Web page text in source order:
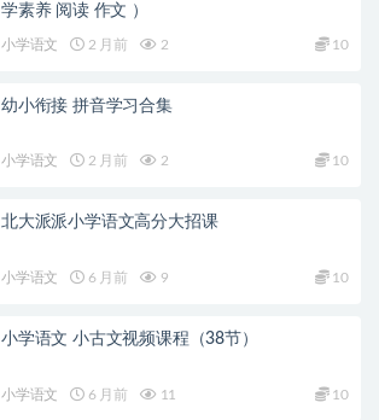
学素养 阅读 作文 ）
小学语文 2 月前 2 10
幼小衔接 拼音学习合集
小学语文 2 月前 2 10
北大派派小学语文高分大招课
小学语文 6 月前 9 10
小学语文 小古文视频课程（38节）
小学语文 6 月前 11 10